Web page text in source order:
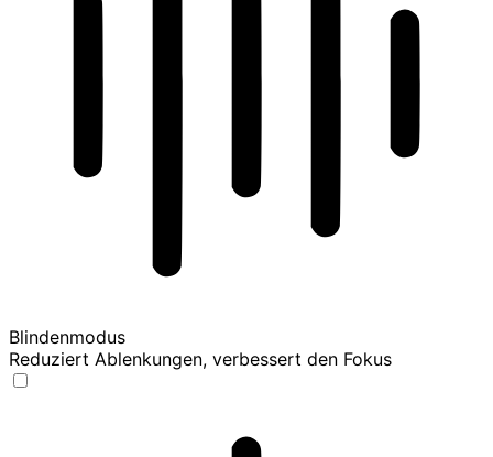
Blindenmodus
Reduziert Ablenkungen, verbessert den Fokus